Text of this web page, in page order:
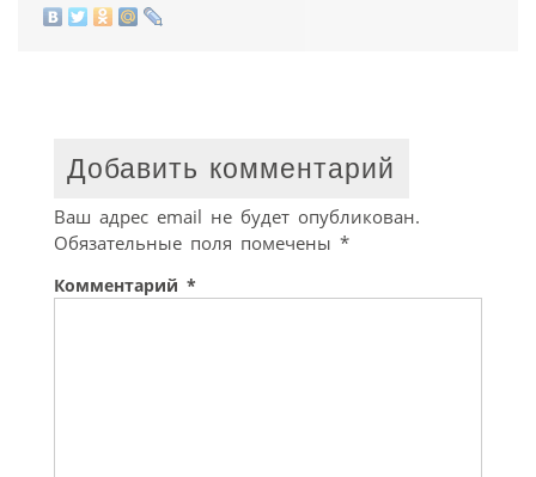
Добавить комментарий
Ваш адрес email не будет опубликован.
Обязательные поля помечены *
Комментарий *